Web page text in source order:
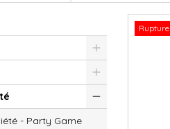
- Party Game